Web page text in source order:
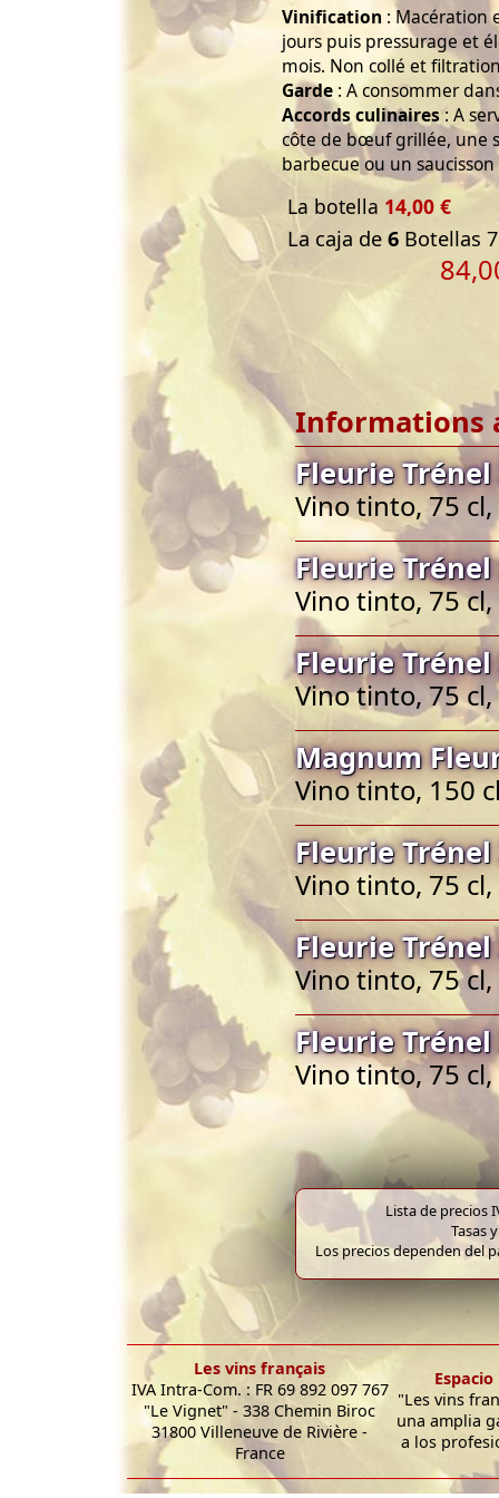
Vinification : Macération
jours puis pressurage et
mois. Non collé et
Garde : A consommer
Accords culinaires: A
côte de bœuf grillée, une
barbecue ou un
La botella 14,00 €
La caja de 6 Botellas
Informations
Fleurie Trénel
Vino tinto, 75 cl,
Fleurie Trénel
Vino tinto, 75 cl,
Fleurie Trénel
Vino tinto, 75 cl,
Magnum
Vino tinto, 150
Fleurie Trénel
Vino tinto, 75 cl,
Fleurie Trénel
Vino tinto, 75 cl,
Fleurie Trénel
Vino tinto, 75 cl,
Lista de precios
Tasas
Los precios dependen del
Les vins français
IVA Intra-Com. : FR 69 892 097 767
"Le Vignet" - 338 Chemin Biroc
31800 Villeneuve de Rivière -
France
"Les vins
una amplia
a los